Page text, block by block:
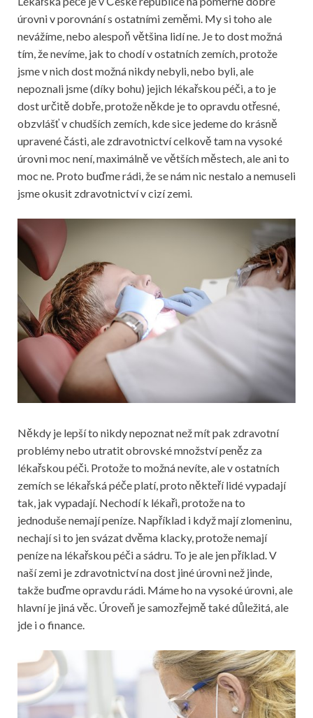
úrovni v porovnání s ostatními zeměmi. My si toho ale
nevážíme, nebo alespoň většina lidí ne. Je to dost možná
tím, že nevíme, jak to chodí v ostatních zemích, protože
jsme v nich dost možná nikdy nebyli, nebo byli, ale
nepoznali jsme (díky bohu) jejich lékařskou péči, a to je
dost určitě dobře, protože někde je to opravdu otřesné,
obzvlášť v chudších zemích, kde sice jedeme do krásně
upravené části, ale zdravotnictví celkově tam na vysoké
úrovni moc není, maximálně ve větších městech, ale ani to
moc ne. Proto buďme rádi, že se nám nic nestalo a nemuseli
jsme okusit zdravotnictví v cizí zemi.
Někdy je lepší to nikdy nepoznat než mít pak zdravotní
problémy nebo utratit obrovské množství peněz za
lékařskou péči. Protože to možná nevíte, ale v ostatních
zemích se lékařská péče platí, proto někteří lidé vypadají
tak, jak vypadají. Nechodí k lékaři, protože na to
jednoduše nemají peníze. Například i když mají zlomeninu,
nechají si to jen svázat dvěma klacky, protože nemají
peníze na lékařskou péči a sádru. To je ale jen příklad. V
naší zemi je zdravotnictví na dost jiné úrovni než jinde,
takže buďme opravdu rádi. Máme ho na vysoké úrovni, ale
hlavní je jiná věc. Úroveň je samozřejmě také důležitá, ale
jde i o finance.